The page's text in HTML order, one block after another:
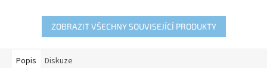
ZOBRAZIT VŠECHNY SOUVISEJÍCÍ PRODUKTY
Popis Diskuze